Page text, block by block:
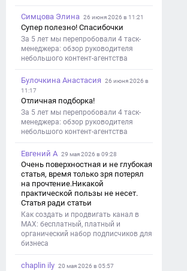
Симцова Элина 26 июня 2026 в 11:21
Супер полезно! Спасибочки
За 5 лет мы перепробовали 4 таск-
менеджера: обзор руководителя
небольшого контент-агентства
Булочкина Анастасия
26 июня 2026 в
11:17
Отличная подборка!
За 5 лет мы перепробовали 4 таск-
менеджера: обзор руководителя
небольшого контент-агентства
Евгений А 29 мая 2026 в 09:28
Очень поверхностная и не глубокая
статья, время только зря потерял
на прочтение.Никакой
практической пользы не несет.
Статья ради статьи
Как создать и продвигать канал в
MAX: бесплатный, платный и
органический набор подписчиков для
бизнеса
chaplin ily 20 мая 2026 в 05:57